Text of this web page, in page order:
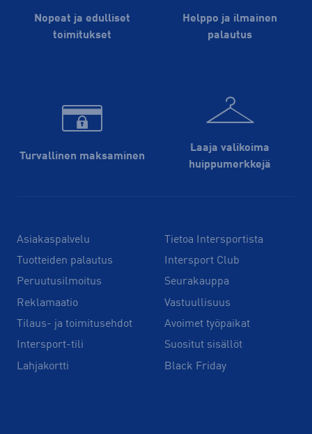
Nopeat ja edulliset
toimitukset
Helppo ja ilmainen
palautus
Turvallinen maksaminen
Laaja valikoima
huippu­merkkejä
Asiakaspalvelu
Tuotteiden palautus
Peruutusilmoitus
Reklamaatio
Tilaus- ja toimitusehdot
Intersport-tili
Lahjakortti
Tietoa Intersportista
Intersport Club
Seurakauppa
Vastuullisuus
Avoimet työpaikat
Suositut sisällöt
Black Friday